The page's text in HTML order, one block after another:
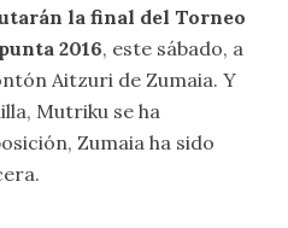
la final del Torneo
2016, este sábado, a
Aitzuri de Zumaia. Y
Mutriku se ha
Zumaia ha sido